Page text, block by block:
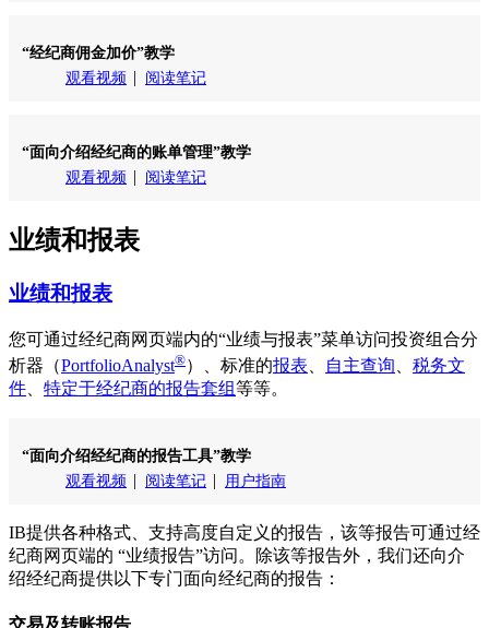
“经纪商佣金加价”教学
观看视频
阅读笔记
“面向介绍经纪商的账单管理”教学
观看视频
阅读笔记
业绩和报表
业绩和报表
您可通过经纪商网页端内的“业绩与报表”菜单访问投资组合分
析器（PortfolioAnalyst®）、标准的报表 自主查询
税务文
件
特定于经纪商的报告套组等等。
“面向介绍经纪商的报告工具”教学
观看视频
阅读笔记 用户指南
IB提供各种格式、支持高度自定义的报告，该等报告可通过经
纪商网页端的 “业绩报告”访问。除该等报告外，我们还向介
绍经纪商提供以下专门面向经纪商的报告：